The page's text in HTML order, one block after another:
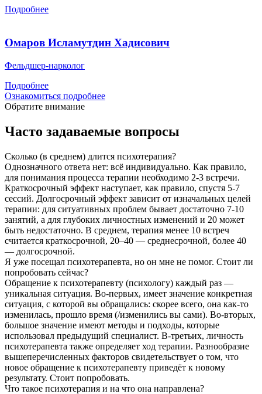
Подробнее
Омаров Исламутдин Хадисович
Фельдшер-нарколог
Подробнее
Ознакомиться подробнее
Обратите внимание
Часто задаваемые вопросы
Сколько (в среднем) длится психотерапия?
Однозначного ответа нет: всё индивидуально. Как правило,
для понимания процесса терапии необходимо 2-3 встречи.
Краткосрочный эффект наступает, как правило, спустя 5-7
сессий. Долгосрочный эффект зависит от изначальных целей
терапии: для ситуативных проблем бывает достаточно 7-10
занятий, а для глубоких личностных изменений и 20 может
быть недостаточно. В среднем, терапия менее 10 встреч
считается краткосрочной, 20–40 — среднесрочной, более 40
— долгосрочной.
Я уже посещал психотерапевта, но он мне не помог. Стоит ли
попробовать сейчас?
Обращение к психотерапевту (психологу) каждый раз —
уникальная ситуация. Во-первых, имеет значение конкретная
ситуация, с которой вы обращались: скорее всего, она как-то
изменилась, прошло время (/изменились вы сами). Во-вторых,
большое значение имеют методы и подходы, которые
использовал предыдущий специалист. В-третьих, личность
психотерапевта также определяет ход терапии. Разнообразие
вышеперечисленных факторов свидетельствует о том, что
новое обращение к психотерапевту приведёт к новому
результату. Стоит попробовать.
Что такое психотерапия и на что она направлена?